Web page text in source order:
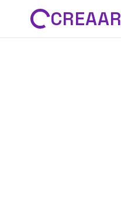
CREAAR